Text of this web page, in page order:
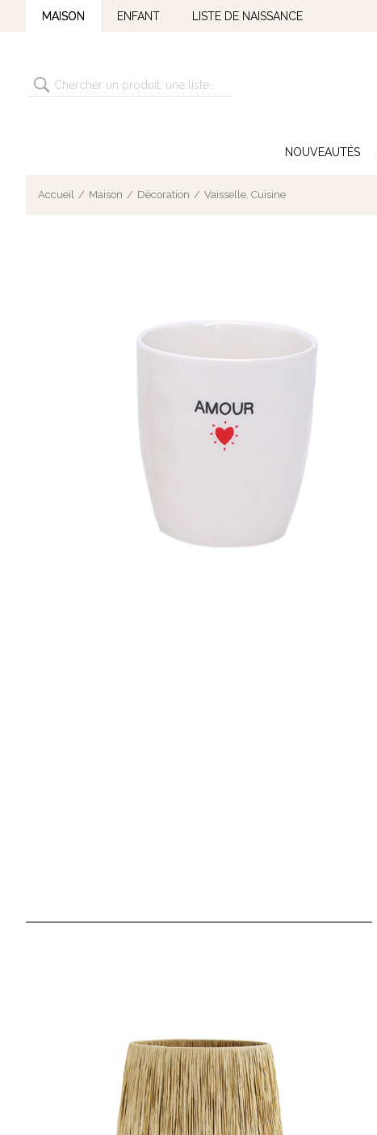
MAISON ENFANT LISTE DE NAISSANCE
NOUVEAUTÉS
Accueil Maison Décoration Vaisselle, Cuisine